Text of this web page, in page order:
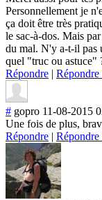
Personnellement je
ça doit être très
le sac-à-dos. Mais
du mal. N'y a-t-il pas
quel "truc ou astuce"
Répondre | Répondre
# gopro 11-08-2015
Une fois de plus,
Répondre | Répondre